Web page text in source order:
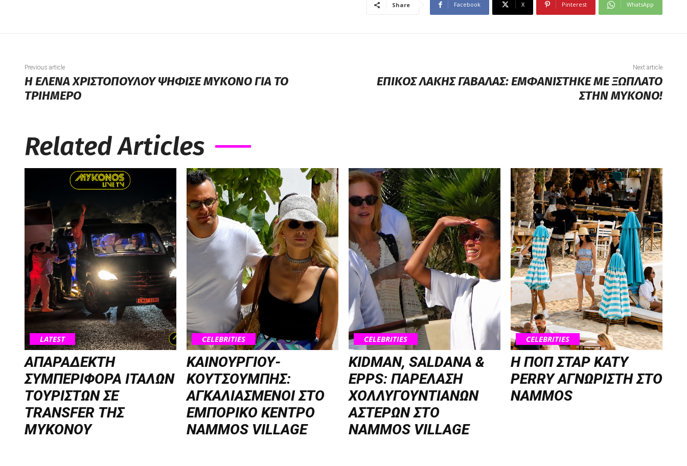
Share Facebook X Pinterest WhatsApp
Previous article
Η ΕΛΕΝΑ ΧΡΙΣΤΟΠΟΥΛΟΥ ΨΗΦΙΣΕ ΜΥΚΟΝΟ ΓΙΑ ΤΟ
ΤΡΙΗΜΕΡΟ
Next article
ΕΠΙΚΟΣ ΛΑΚΗΣ ΓΑΒΑΛΑΣ: ΕΜΦΑΝΙΣΤΗΚΕ ΜΕ ΞΩΠΛΑΤΟ
ΣΤΗΝ ΜΥΚΟΝΟ!
Related Articles
LATEST
ΑΠΑΡΑΔΕΚΤΗ
ΣΥΜΠΕΡΙΦΟΡΑ ΙΤΑΛΩΝ
ΤΟΥΡΙΣΤΩΝ ΣΕ
TRANSFER ΤΗΣ
ΜΥΚΟΝΟΥ
CELEBRITIES
ΚΑΙΝΟΥΡΓΙΟΥ-
ΚΟΥΤΣΟΥΜΠΗΣ:
ΑΓΚΑΛΙΑΣΜΕΝΟΙ ΣΤΟ
ΕΜΠΟΡΙΚΟ ΚΕΝΤΡΟ
NAMMOS VILLAGE
CELEBRITIES
KIDMAN, SALDANA &
EPPS: ΠΑΡΕΛΑΣΗ
ΧΟΛΛΥΓΟΥΝΤΙΑΝΩΝ
ΑΣΤΕΡΩΝ ΣΤΟ
NAMMOS VILLAGE
CELEBRITIES
H ΠΟΠ ΣΤΑΡ KATY
PERRY ΑΓΝΩΡΙΣΤΗ ΣΤΟ
NAMMOS